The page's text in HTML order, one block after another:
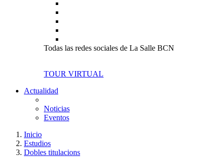
Todas las redes sociales de La Salle BCN
TOUR VIRTUAL
Actualidad
Noticias
Eventos
Inicio
Estudios
Dobles titulacions